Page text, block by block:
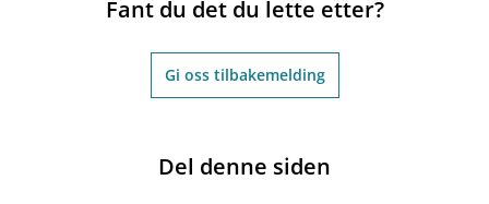
Fant du det du lette etter?
Gi oss tilbakemelding
Del denne siden